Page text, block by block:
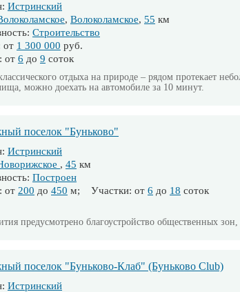
Истринский
, Волоколамское, 55 км
Строительство
от 1 300 000 руб.
от 6 до 9 соток
отдыха на природе – рядом протекает
можно доехать на автомобиле за 10 минут.
поселок "Буньково"
Истринский
, 45 км
Построен
от 200 до 450 м; Участки: от 6 до 18 соток
предусмотрено благоустройство общественных
поселок "Буньково-Клаб" (Буньково Club)
Истринский